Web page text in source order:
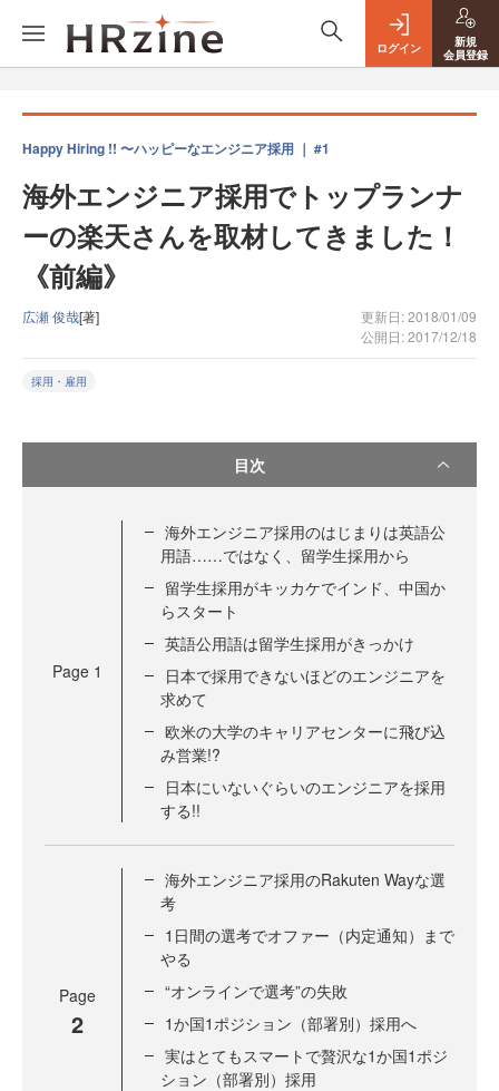
ログイン
新規
会員登録
Happy Hiring !! 〜ハッピーなエンジニア採用 ｜ #1
海外エンジニア採用でトップランナ
ーの楽天さんを取材してきました！
《前編》
広瀬 俊哉[著]
更新日: 2018/01/09
公開日: 2017/12/18
採用・雇用
目次
Page 1
海外エンジニア採用のはじまりは英語公
用語……ではなく、留学生採用から
留学生採用がキッカケでインド、中国か
らスタート
英語公用語は留学生採用がきっかけ
日本で採用できないほどのエンジニアを
求めて
欧米の大学のキャリアセンターに飛び込
み営業!?
日本にいないぐらいのエンジニアを採用
する!!
Page
2
海外エンジニア採用のRakuten Wayな選
考
1日間の選考でオファー（内定通知）まで
やる
“オンラインで選考”の失敗
1か国1ポジション（部署別）採用へ
実はとてもスマートで贅沢な1か国1ポジ
ション（部署別）採用